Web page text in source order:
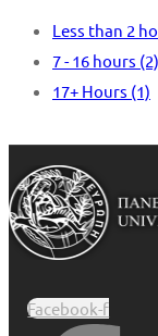
Less than 2
7 - 16 hours (2)
17+ Hours (1)
Facebook-f